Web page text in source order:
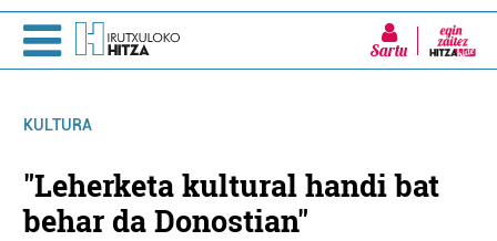
Sartu
KULTURA
"Leherketa kultural handi bat
behar da Donostian"